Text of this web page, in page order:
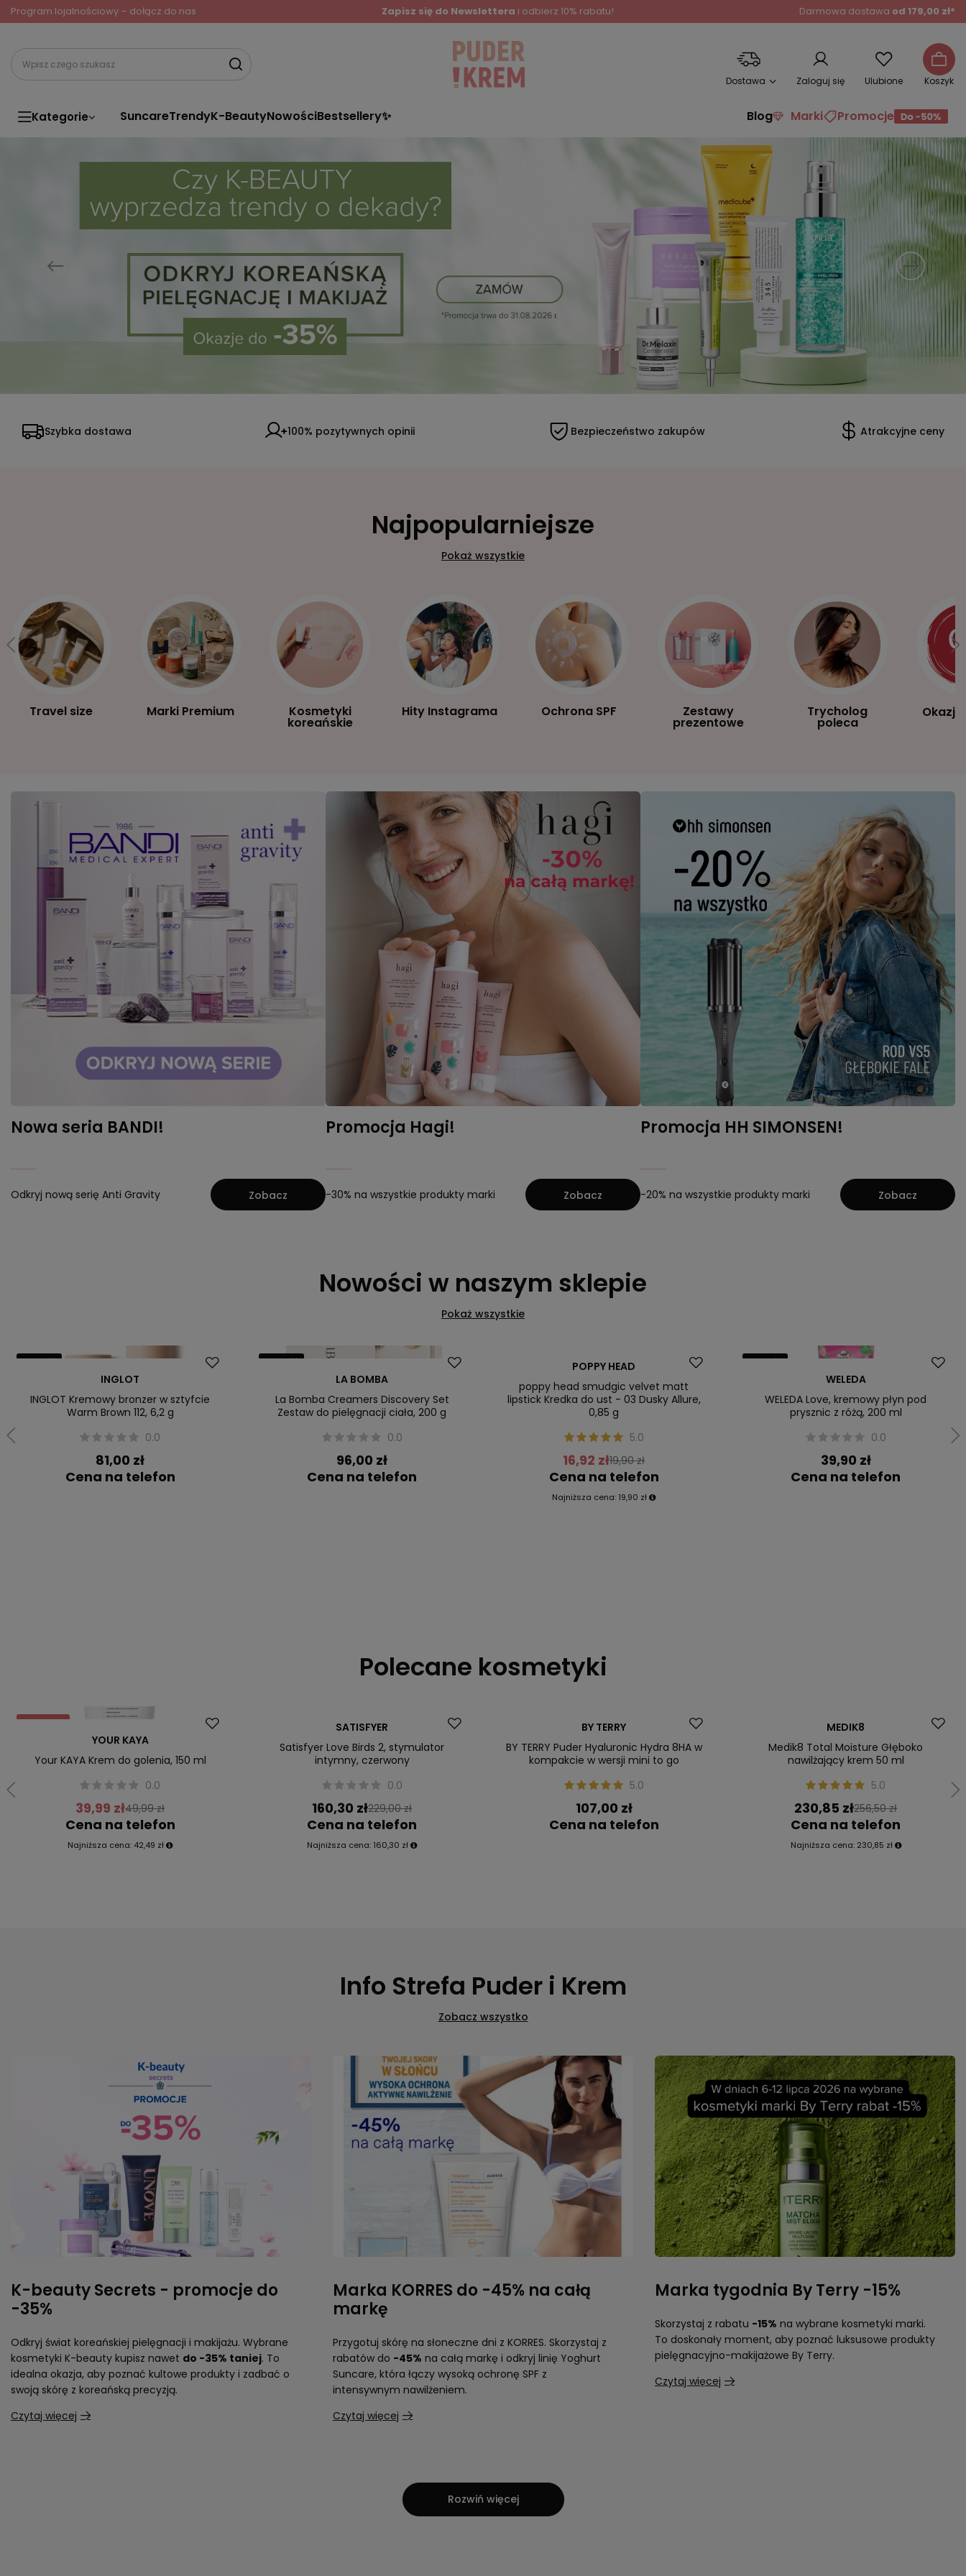
Program lojalnościowy – dołącz do nas Zapisz się do Newslettera i odbierz 10% rabatu! Darmowa dostawa od 179,00 zł*
Dostawa Zaloguj się Ulubione Koszyk
Kategorie SuncareTrendyK-BeautyNowościBestsellery✨ Blog Marki Promocje
Szybka dostawa 100% pozytywnych opinii Bezpieczeństwo zakupów Atrakcyjne ceny
Najpopularniejsze
Pokaż wszystkie
Travel size Marki Premium Kosmetyki
koreańskie
Hity Instagrama Ochrona SPF Zestawy
prezentowe
Trycholog
poleca
Nowa seria BANDI!
Odkryj nową serię Anti Gravity Zobacz
Promocja Hagi!
-30% na wszystkie produkty marki Zobacz
Promocja HH SIMONSEN!
-20% na wszystkie produkty marki Zobacz
Nowości w naszym sklepie
Pokaż wszystkie
Nowość
INGLOT
INGLOT Kremowy bronzer w sztyfcie
Warm Brown 112, 6,2 g
0.0
81,00 zł
Cena na telefon
Nowość
LA BOMBA
La Bomba Creamers Discovery Set
Zestaw do pielęgnacji ciała, 200 g
0.0
96,00 zł
Cena na telefon
POPPY HEAD
poppy head smudgic velvet matt
lipstick Kredka do ust - 03 Dusky Allure,
0,85 g
5.0
16,92 zł19,90 zł
Cena na telefon
Najniższa cena: 19,90 zł
Nowość
WELEDA
WELEDA Love, kremowy płyn pod
prysznic z różą, 200 ml
0.0
39,90 zł
Cena na telefon
Polecane kosmetyki
Promocja
YOUR KAYA
Your KAYA Krem do golenia, 150 ml
0.0
39,99 zł49,99 zł
Cena na telefon
Najniższa cena: 42,49 zł
SATISFYER
Satisfyer Love Birds 2, stymulator
intymny, czerwony
0.0
160,30 zł229,00 zł
Cena na telefon
Najniższa cena: 160,30 zł
BY TERRY
BY TERRY Puder Hyaluronic Hydra 8HA w
kompakcie w wersji mini to go
5.0
107,00 zł
Cena na telefon
MEDIK8
Medik8 Total Moisture Głęboko
nawilżający krem 50 ml
5.0
230,85 zł256,50 zł
Cena na telefon
Najniższa cena: 230,85 zł
Info Strefa Puder i Krem
Zobacz wszystko
K-beauty Secrets - promocje do
-35%
Odkryj świat koreańskiej pielęgnacji i makijażu. Wybrane
kosmetyki K-beauty kupisz nawet do -35% taniej. To
idealna okazja, aby poznać kultowe produkty i zadbać o
swoją skórę z koreańską precyzją.
Czytaj więcej
Marka KORRES do -45% na całą
markę
Przygotuj skórę na słoneczne dni z KORRES. Skorzystaj z
rabatów do -45% na całą markę i odkryj linię Yoghurt
Suncare, która łączy wysoką ochronę SPF z
intensywnym nawilżeniem.
Czytaj więcej
Marka tygodnia By Terry -15%
Skorzystaj z rabatu -15% na wybrane kosmetyki marki.
To doskonały moment, aby poznać luksusowe produkty
pielęgnacyjno-makijażowe By Terry.
Czytaj więcej
Rozwiń więcej